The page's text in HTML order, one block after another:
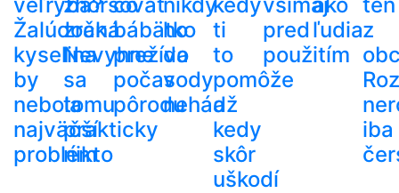
Žalúdočná
kyselina
by
nebola
najväčší
problém
zrak.
Nevyhne
sa
tomu
prakticky
nikto
bábätko
prežíva
počas
pôrodu
ho
do
vody
nehádž
ti
to
pomôže
a
kedy
skôr
uškodí
pred
použitím
ľudiaz
iba